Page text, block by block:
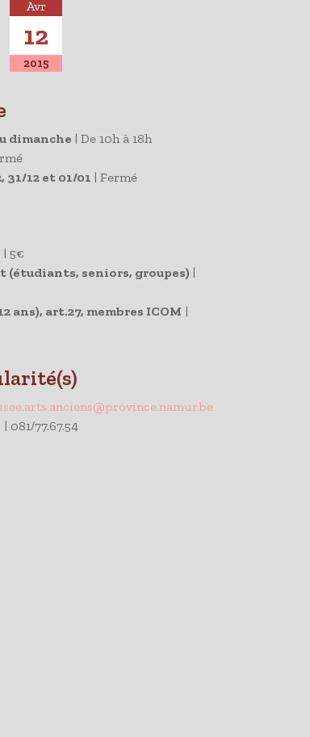
Avr
12
2015
dimanche | De 10h à 18h
31/12 et 01/01 | Fermé
| 5€
(étudiants, seniors, groupes) |
ans), art.27, membres ICOM |
| 081/77.67.54